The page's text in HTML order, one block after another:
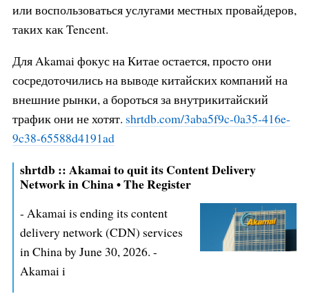
или воспользоваться услугами местных провайдеров,
таких как Tencent.
Для Akamai фокус на Китае остается, просто они
сосредоточились на выводе китайских компаний на
внешние рынки, а бороться за внутрикитайский
трафик они не хотят. shrtdb.com/3aba5f9c-0a35-416e-
9c38-65588d4191ad
shrtdb :: Akamai to quit its Content Delivery
Network in China • The Register
- Akamai is ending its content
delivery network (CDN) services
in China by June 30, 2026. -
Akamai i